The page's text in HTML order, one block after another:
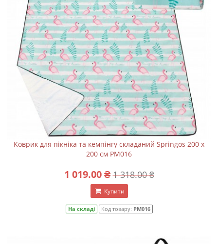
Коврик для пікніка та кемпінгу складаний Springos 200 x
200 см PM016
1 019.00 ₴ 1 318.00 ₴
Купити
На складі Код товару: PM016